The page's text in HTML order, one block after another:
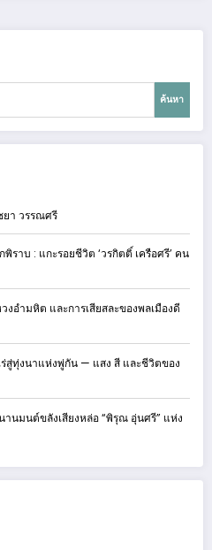
ค้นหา
ยา วรรณศรี
าบ : แกะรอยชีวิต ‘วรกิตติ์ เครือศรี’ คน
อำมหิต และการเสียสละของพลเมืองดี
สู่ทุ่งนาแห่งพู่กัน — แสง สี และชีวิตของ
นมนต์ขลังเสียงหล่อ “พิรุณ อุ่นศรี” แห่ง